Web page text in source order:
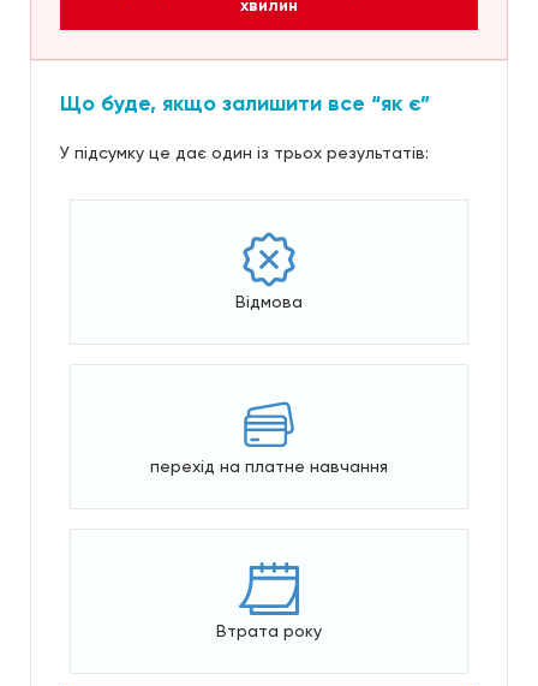
хвилин
Що буде, якщо залишити все “як є”
У підсумку це дає один із трьох результатів:
Відмова
перехід на платне навчання
Втрата року